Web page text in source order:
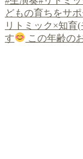
リトミック×知育
す
この年齢の